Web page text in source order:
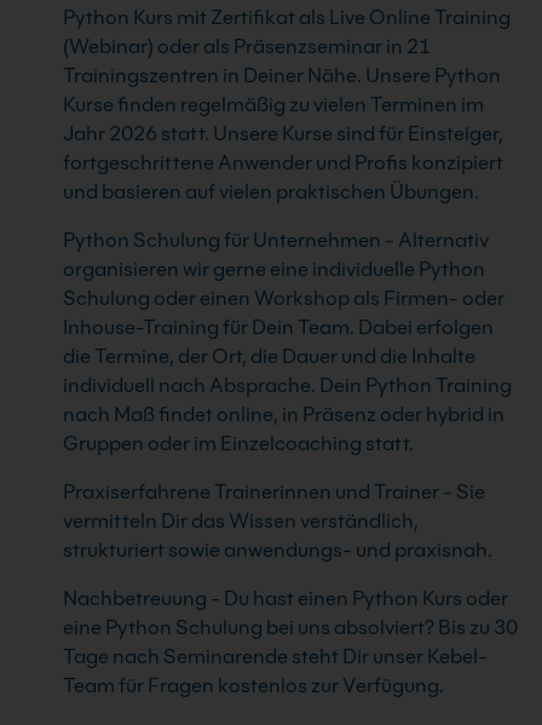
Python Kurs mit Zertifikat als Live Online Training
(Webinar) oder als Präsenzseminar in 21
Trainingszentren in Deiner Nähe. Unsere Python
Kurse finden regelmäßig zu vielen Terminen im
Jahr 2026 statt. Unsere Kurse sind für Einsteiger,
fortgeschrittene Anwender und Profis konzipiert
und basieren auf vielen praktischen Übungen.
Python Schulung für Unternehmen - Alternativ
organisieren wir gerne eine individuelle Python
Schulung oder einen Workshop als Firmen- oder
Inhouse-Training für Dein Team. Dabei erfolgen
die Termine, der Ort, die Dauer und die Inhalte
individuell nach Absprache. Dein Python Training
nach Maß findet online, in Präsenz oder hybrid in
Gruppen oder im Einzelcoaching statt.
Praxiserfahrene Trainerinnen und Trainer - Sie
vermitteln Dir das Wissen verständlich,
strukturiert sowie anwendungs- und praxisnah.
Nachbetreuung - Du hast einen Python Kurs oder
eine Python Schulung bei uns absolviert? Bis zu 30
Tage nach Seminarende steht Dir unser Kebel-
Team für Fragen kostenlos zur Verfügung.